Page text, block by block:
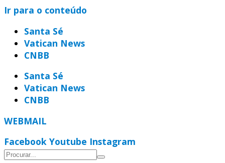
Ir para o conteúdo
Santa Sé
Vatican News
CNBB
Santa Sé
Vatican News
CNBB
WEBMAIL
Facebook Youtube Instagram